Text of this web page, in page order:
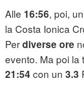
Alle 16:56, poi, un
la Costa Ionica
Perdiverse ore
evento. Ma poi la
21:54 con un 3.3